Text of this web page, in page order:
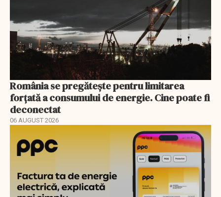
România se pregătește pentru limitarea
forțată a consumului de energie. Cine poate fi
deconectat
06 AUGUST 2026